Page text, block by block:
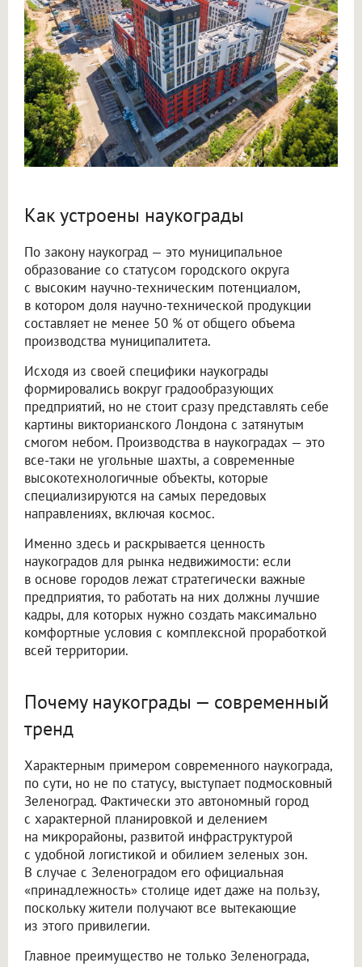
Как устроены наукограды
По закону наукоград — это муниципальное
образование со статусом городского округа
с высоким научно-техническим потенциалом,
в котором доля научно-технической продукции
составляет не менее 50 % от общего объема
производства муниципалитета.
Исходя из своей специфики наукограды
формировались вокруг градообразующих
предприятий, но не стоит сразу представлять себе
картины викторианского Лондона с затянутым
смогом небом. Производства в наукоградах — это
все-таки не угольные шахты, а современные
высокотехнологичные объекты, которые
специализируются на самых передовых
направлениях, включая космос.
Именно здесь и раскрывается ценность
наукоградов для рынка недвижимости: если
в основе городов лежат стратегически важные
предприятия, то работать на них должны лучшие
кадры, для которых нужно создать максимально
комфортные условия с комплексной проработкой
всей территории.
Почему наукограды — современный
тренд
Характерным примером современного наукограда,
по сути, но не по статусу, выступает подмосковный
Зеленоград. Фактически это автономный город
с характерной планировкой и делением
на микрорайоны, развитой инфраструктурой
с удобной логистикой и обилием зеленых зон.
В случае с Зеленоградом его официальная
«принадлежность» столице идет даже на пользу,
поскольку жители получают все вытекающие
из этого привилегии.
Главное преимущество не только Зеленограда,